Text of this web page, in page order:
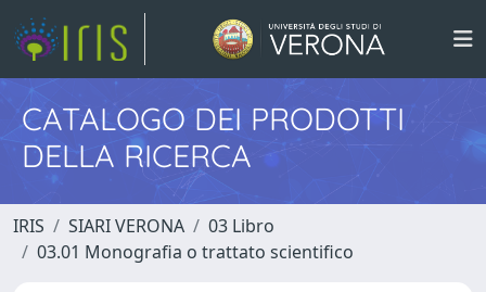
CATALOGO DEI PRODOTTI
DELLA RICERCA
IRIS SIARI VERONA
03 Libro
03.01 Monografia o trattato scientifico